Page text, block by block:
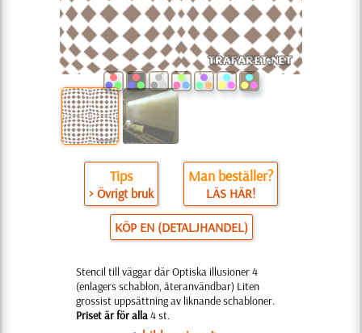
Tips
> Övrigt bruk
Man beställer?
LÄS HÄR!
KÖP EN (DETALJHANDEL)
Stencil till väggar där Optiska illusioner 4
(enlagers schablon, återanvändbar) Liten
grossist uppsättning av liknande schabloner.
Priset är för alla4 st.